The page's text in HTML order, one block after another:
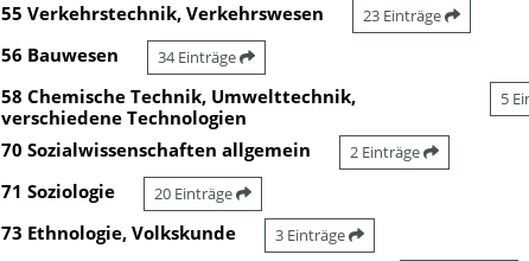
55 Verkehrstechnik, Verkehrswesen 23 Einträge
56 Bauwesen 34 Einträge
58 Chemische Technik, Umwelttechnik,
verschiedene Technologien
5
70 Sozialwissenschaften allgemein 2 Einträge
71 Soziologie 20 Einträge
73 Ethnologie, Volkskunde 3 Einträge